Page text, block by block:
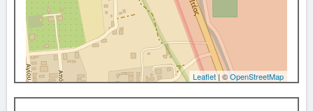
Leaflet| ©OpenStreetMap